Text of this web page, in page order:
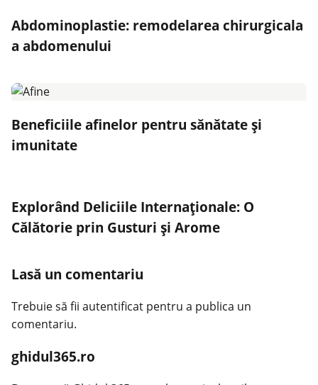
Abdominoplastie: remodelarea chirurgicala
a abdomenului
Beneficiile afinelor pentru sănătate și
imunitate
Explorând Deliciile Internaționale: O
Călătorie prin Gusturi și Arome
Lasă un comentariu
Trebuie să fii autentificat pentru a publica un
comentariu.
ghidul365.ro